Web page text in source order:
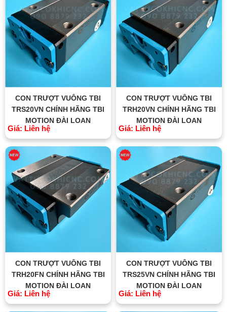
CON TRƯỢT VUÔNG TBI
TRS20VN CHÍNH HÃNG TBI
MOTION ĐÀI LOAN
Giá: Liên hệ
CON TRƯỢT VUÔNG TBI
TRH20VN CHÍNH HÃNG TBI
MOTION ĐÀI LOAN
Giá: Liên hệ
CON TRƯỢT VUÔNG TBI
TRH20FN CHÍNH HÃNG TBI
MOTION ĐÀI LOAN
Giá: Liên hệ
CON TRƯỢT VUÔNG TBI
TRS25VN CHÍNH HÃNG TBI
MOTION ĐÀI LOAN
Giá: Liên hệ